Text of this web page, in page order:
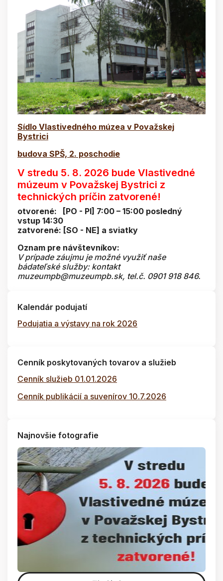
Sídlo Vlastivedného múzea v Považskej
Bystrici
budova SPŠ, 2. poschodie
V stredu 5. 8. 2026 bude Vlastivedné
múzeum v Považskej Bystrici z
technických príčin zatvorené!
otvorené: [PO - PI] 7:00 – 15:00 posledný
vstup 14:30
zatvorené: [SO - NE] a sviatky
Oznam pre návštevníkov:
V prípade záujmu je možné využiť naše
bádateľské služby: kontakt
muzeumpb@muzeumpb.sk, tel.č. 0901 918 846.
Kalendár podujatí
Podujatia a výstavy na rok 2026
Cenník poskytovaných tovarov a služieb
Cenník služieb 01.01.2026
Cenník publikácií a suvenírov 10.7.2026
Najnovšie fotografie